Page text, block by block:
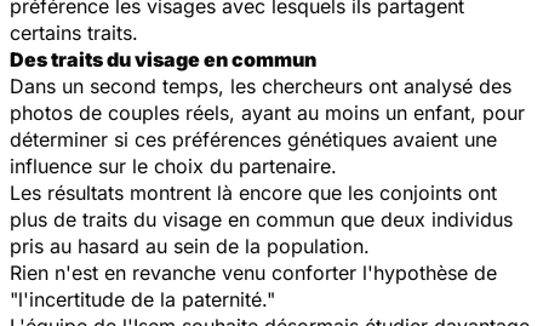
préférence les visages avec lesquels ils partagent
certains traits.
Des traits du visage en commun
Dans un second temps, les chercheurs ont analysé des
photos de couples réels, ayant au moins un enfant, pour
déterminer si ces préférences génétiques avaient une
influence sur le choix du partenaire.
Les résultats montrent là encore que les conjoints ont
plus de traits du visage en commun que deux individus
pris au hasard au sein de la population.
Rien n'est en revanche venu conforter l'hypothèse de
"l'incertitude de la paternité."